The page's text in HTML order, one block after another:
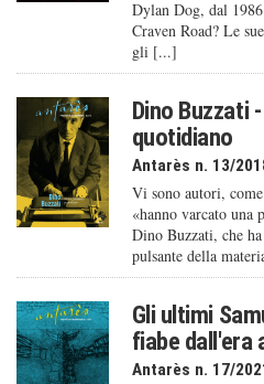
Dylan Dog, dal
Craven Road? Le
gli [...]
Dino Buzzati
quotidiano
Antarès n. 13/
Vi sono autori,
«hanno varcato una
Dino Buzzati, che
pulsante della
Gli ultimi
fiabe dall'era
Antarès n. 17/